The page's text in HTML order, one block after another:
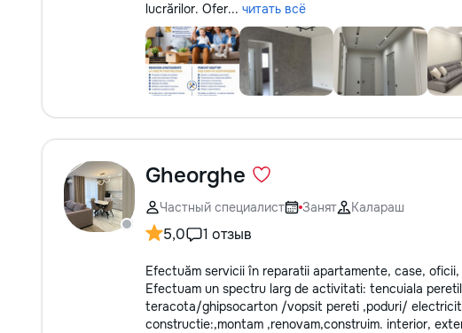
lucrărilor. Ofer... читать всё
Gheorghe
Частный специалист Занят Калараш
5,0 1 отзыв
Efectuăm servicii în reparatii apartamente, case,
Efectuam un spectru larg de activitati: tencuiala
teracota/ghipsocarton /vopsit pereti ,poduri/
constructie:,montam ,renovam,construim. interior,